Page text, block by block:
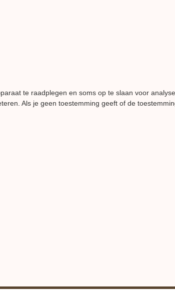
te raadplegen en soms op te slaan voor
Als je geen toestemming geeft of de